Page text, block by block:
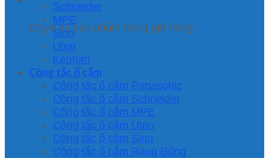
Chưa có sản phẩm trong giỏ hàng.
Schneider
MPE
Sino
Uten
Kentom
Công tắc ổ cắm
Công tắc ổ cắm Panasonic
Công tắc ổ cắm Schneider
Công tắc ổ cắm MPE
Công tắc ổ cắm Uten
Công tắc ổ cắm Sino
Công tắc ổ cắm Rạng Đông